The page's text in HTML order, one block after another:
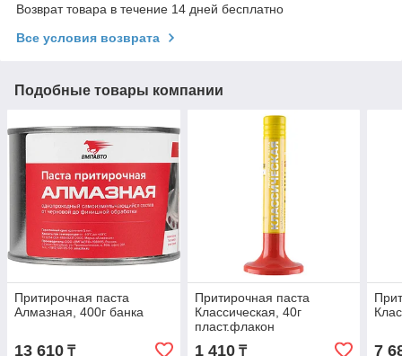
Возврат товара в течение 14 дней бесплатно
Все условия возврата
Подобные товары компании
Притирочная паста
Алмазная, 400г банка
13 610 ₸
Притирочная паста
Классическая, 40г
пласт.флакон
1 410₸ 7